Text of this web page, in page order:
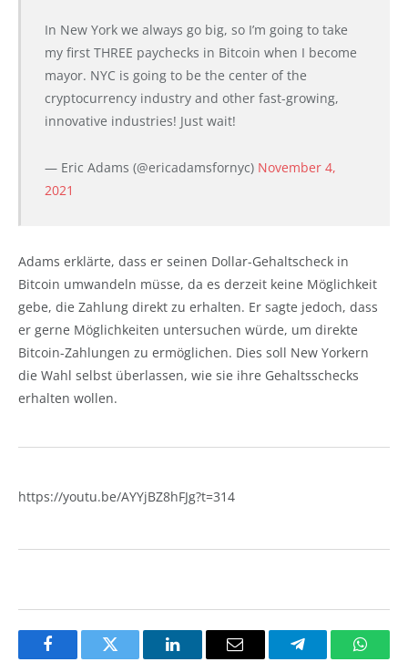
In New York we always go big, so I’m going to take
my first THREE paychecks in Bitcoin when I become
mayor. NYC is going to be the center of the
cryptocurrency industry and other fast-growing,
innovative industries! Just wait!
— Eric Adams (@ericadamsfornyc) November 4,
2021
Adams erklärte, dass er seinen Dollar-Gehaltscheck in
Bitcoin umwandeln müsse, da es derzeit keine Möglichkeit
gebe, die Zahlung direkt zu erhalten. Er sagte jedoch, dass
er gerne Möglichkeiten untersuchen würde, um direkte
Bitcoin-Zahlungen zu ermöglichen. Dies soll New Yorkern
die Wahl selbst überlassen, wie sie ihre Gehaltsschecks
erhalten wollen.
https://youtu.be/AYYjBZ8hFJg?t=314
FacebookTwitter LinkedInEmail Telegram